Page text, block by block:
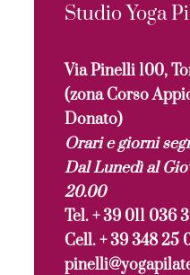
Studio Yoga
Via Pinelli 100,
(zona Corso
Donato)
Orari e giorni
Dal Lunedì al
20.00
Tel. + 39 011 036
Cell. + 39 348 25